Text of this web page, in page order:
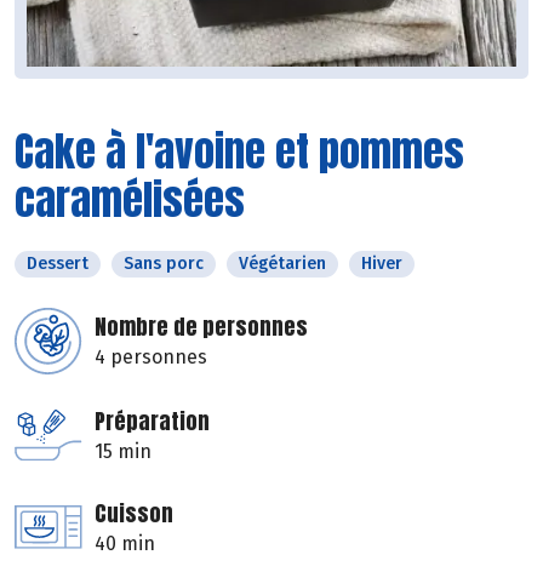
Cake à l'avoine et pommes
caramélisées
Dessert Sans porc Végétarien Hiver
Nombre de personnes
4 personnes
Préparation
15 min
Cuisson
40 min